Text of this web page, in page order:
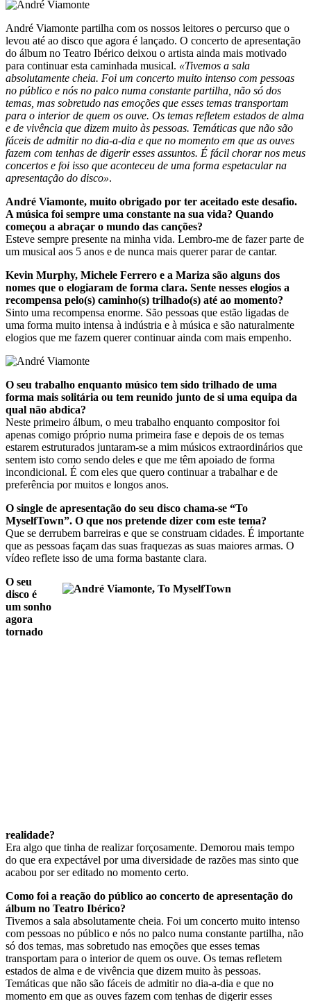
André Viamonte partilha com os nossos leitores o percurso que o
levou até ao disco que agora é lançado. O concerto de apresentação
do álbum no Teatro Ibérico deixou o artista ainda mais motivado
para continuar esta caminhada musical. «Tivemos a sala
absolutamente cheia. Foi um concerto muito intenso com pessoas
no público e nós no palco numa constante partilha, não só dos
temas, mas sobretudo nas emoções que esses temas transportam
para o interior de quem os ouve. Os temas refletem estados de alma
e de vivência que dizem muito às pessoas. Temáticas que não são
fáceis de admitir no dia-a-dia e que no momento em que as ouves
fazem com tenhas de digerir esses assuntos. É fácil chorar nos meus
concertos e foi isso que aconteceu de uma forma espetacular na
apresentação do disco».
André Viamonte, muito obrigado por ter aceitado este desafio.
A música foi sempre uma constante na sua vida? Quando
começou a abraçar o mundo das canções?
Esteve sempre presente na minha vida. Lembro-me de fazer parte de
um musical aos 5 anos e de nunca mais querer parar de cantar.
Kevin Murphy, Michele Ferrero e a Mariza são alguns dos
nomes que o elogiaram de forma clara. Sente nesses elogios a
recompensa pelo(s) caminho(s) trilhado(s) até ao momento?
Sinto uma recompensa enorme. São pessoas que estão ligadas de
uma forma muito intensa à indústria e à música e são naturalmente
elogios que me fazem querer continuar ainda com mais empenho.
O seu trabalho enquanto músico tem sido trilhado de uma
forma mais solitária ou tem reunido junto de si uma equipa da
qual não abdica?
Neste primeiro álbum, o meu trabalho enquanto compositor foi
apenas comigo próprio numa primeira fase e depois de os temas
estarem estruturados juntaram-se a mim músicos extraordinários que
sentem isto como sendo deles e que me têm apoiado de forma
incondicional. É com eles que quero continuar a trabalhar e de
preferência por muitos e longos anos.
O single de apresentação do seu disco chama-se “To
MyselfTown”. O que nos pretende dizer com este tema?
Que se derrubem barreiras e que se construam cidades. É importante
que as pessoas façam das suas fraquezas as suas maiores armas. O
vídeo reflete isso de uma forma bastante clara.
O seu
disco é
um sonho
agora
tornado
realidade?
Era algo que tinha de realizar forçosamente. Demorou mais tempo
do que era expectável por uma diversidade de razões mas sinto que
acabou por ser editado no momento certo.
Como foi a reação do público ao concerto de apresentação do
álbum no Teatro Ibérico?
Tivemos a sala absolutamente cheia. Foi um concerto muito intenso
com pessoas no público e nós no palco numa constante partilha, não
só dos temas, mas sobretudo nas emoções que esses temas
transportam para o interior de quem os ouve. Os temas refletem
estados de alma e de vivência que dizem muito às pessoas.
Temáticas que não são fáceis de admitir no dia-a-dia e que no
momento em que as ouves fazem com tenhas de digerir esses